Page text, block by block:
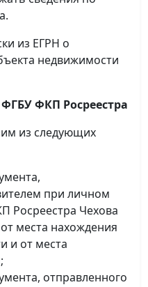
из ЕГРН о
недвижимости
ФКП Росреестра
из следующих
при личном
Росреестра Чехова
места нахождения
и от места
отправленного